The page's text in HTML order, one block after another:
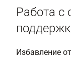
Работа с
Избавление